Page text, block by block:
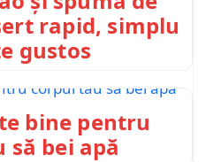
rapid, simplu
gustos
bine pentru
să bei apă